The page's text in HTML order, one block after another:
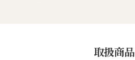
取扱商品